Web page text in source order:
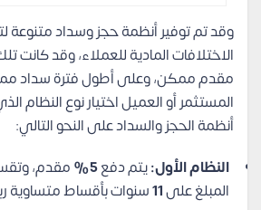
وقد تم توفير أنظمة حجز وسداد متنوعة
الاختلافات المادية للعملاء، وقد كانت
مقدم ممكن، وعلى أطول فترة سداد
المستثمر أو العميل اختيار نوع النظام
أنظمة الحجز والسداد على النحو التالي:
النظام الأول:يتم دفع5%
مقدم،
المبلغ على11سنوات بأقساط متساوية